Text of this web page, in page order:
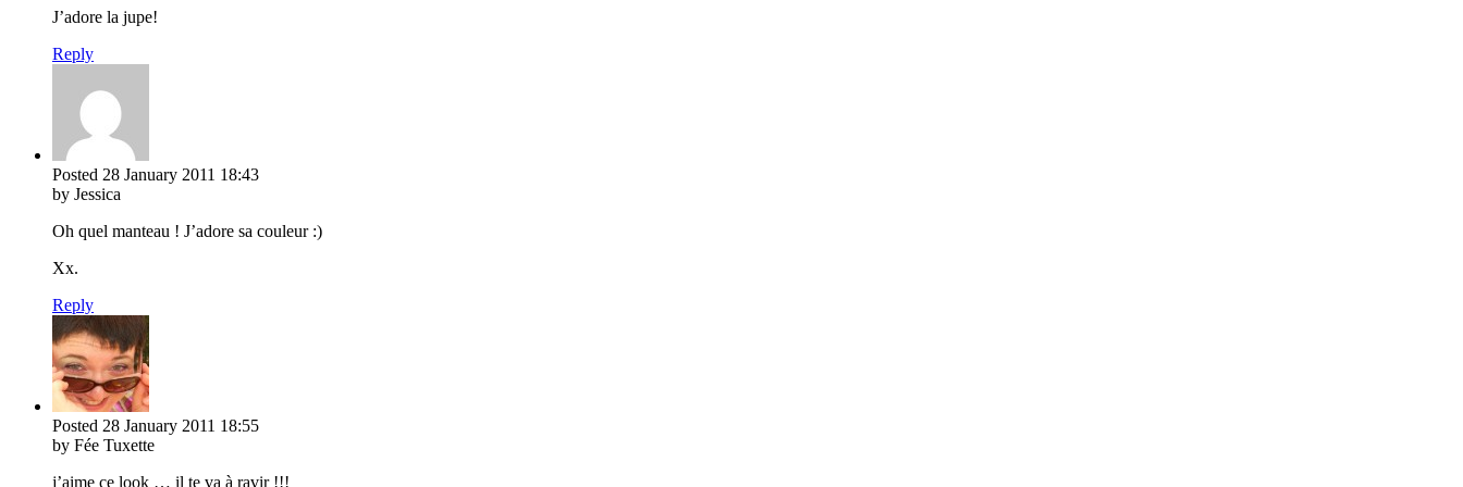
J’adore la jupe!
Reply
Posted 28 January 2011 18:43
by Jessica
Oh quel manteau ! J’adore sa couleur :)
Xx.
Reply
Posted 28 January 2011 18:55
by Fée Tuxette
j’aime ce look … il te va à ravir !!!